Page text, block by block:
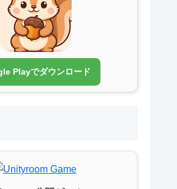
Playでダウンロード